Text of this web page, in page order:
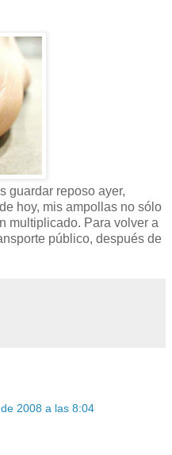
guardar reposo ayer,
hoy, mis ampollas no sólo
multiplicado. Para volver a
público, después de
2008 a las 8:04